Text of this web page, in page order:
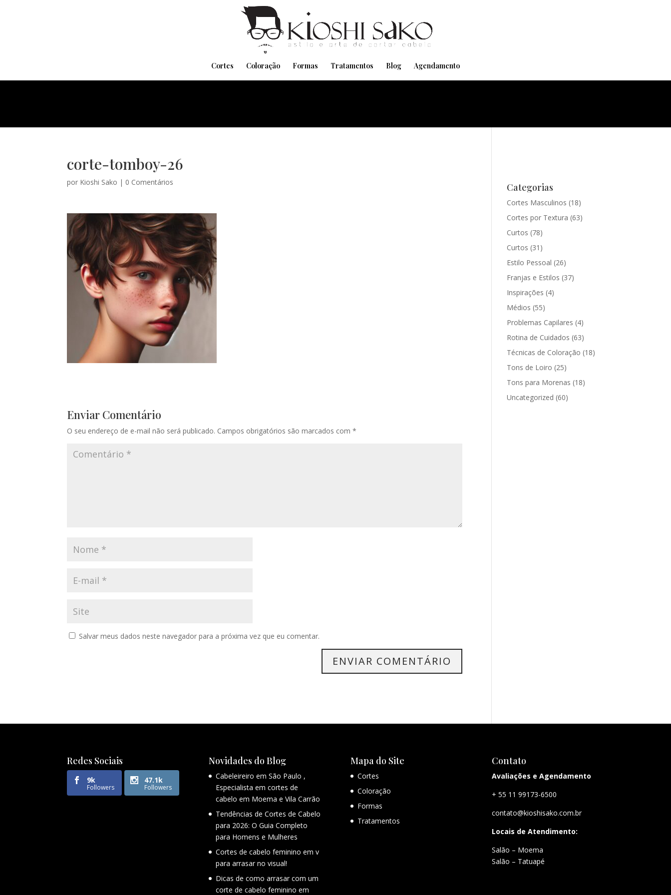
Cortes Coloração Formas Tratamentos Blog Agendamento
corte-tomboy-26
por Kioshi Sako | 0 Comentários
Enviar Comentário
O seu endereço de e-mail não será publicado. Campos obrigatórios são marcados com*
Salvar meus dados neste navegador para a próxima vez que eu comentar.
Categorias
Cortes Masculinos (18)
Cortes por Textura (63)
Curtos (78)
Curtos (31)
Estilo Pessoal (26)
Franjas e Estilos (37)
Inspirações (4)
Médios (55)
Problemas Capilares (4)
Rotina de Cuidados (63)
Técnicas de Coloração (18)
Tons de Loiro (25)
Tons para Morenas (18)
Uncategorized (60)
Redes Sociais
9k
Followers
47.1k
Followers
Novidades do Blog
Cabeleireiro em São Paulo ,
Especialista em cortes de
cabelo em Moema e Vila Carrão
Tendências de Cortes de Cabelo
para 2026: O Guia Completo
para Homens e Mulheres
Cortes de cabelo feminino em v
para arrasar no visual!
Dicas de como arrasar com um
corte de cabelo feminino em
Mapa do Site
Cortes
Coloração
Formas
Tratamentos
Contato
Avaliações e Agendamento
+ 55 11 99173-6500
contato@kioshisako.com.br
Locais de Atendimento:
Salão – Moema
Salão – Tatuapé
Pensando em transformar seu Visual??
Agende pelo Whatsapp